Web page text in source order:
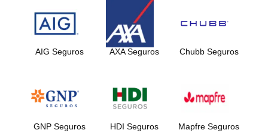
AIG Seguros AXA Seguros Chubb Seguros
GNP Seguros HDI Seguros Mapfre Seguros